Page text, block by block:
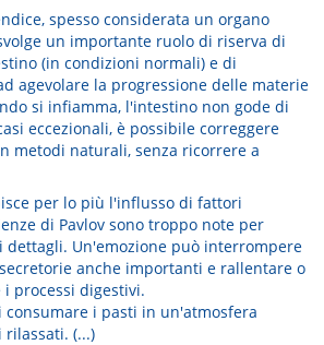
spesso considerata un organo
un importante ruolo di riserva di
(in condizioni normali) e di
agevolare la progressione delle materie
si infiamma, l'intestino non gode di
eccezionali, è possibile correggere
metodi naturali, senza ricorrere a
per lo più l'influsso di fattori
di Pavlov sono troppo note per
dettagli. Un'emozione può interrompere
anche importanti e rallentare o
processi digestivi.
i pasti in un'atmosfera
rilassati. (...)